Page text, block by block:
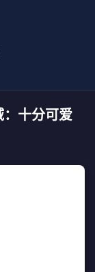
十分可爱